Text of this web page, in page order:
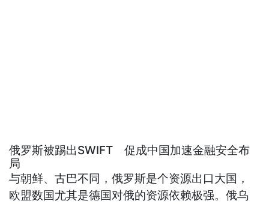
俄罗斯被踢出SWIFT 促成中国加速金融安全布
局
与朝鲜、古巴不同，俄罗斯是个资源出口大国，
欧盟数国尤其是德国对俄的资源依赖极强。俄乌